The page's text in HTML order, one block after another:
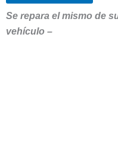
Se repara el mismo de
vehículo –